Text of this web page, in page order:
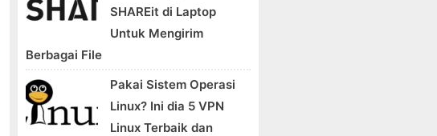
SHAREit di Laptop
Untuk Mengirim
Berbagai File
Pakai Sistem Operasi
Linux? Ini dia 5 VPN
Linux Terbaik dan